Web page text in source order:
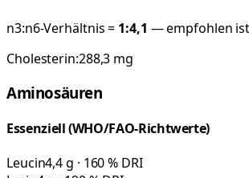
n3:n6-Verhältnis = 1:4,1 — empfohlen ist
Cholesterin:288,3 mg
Aminosäuren
Essenziell (WHO/FAO-Richtwerte)
Leucin4,4 g · 160 % DRI